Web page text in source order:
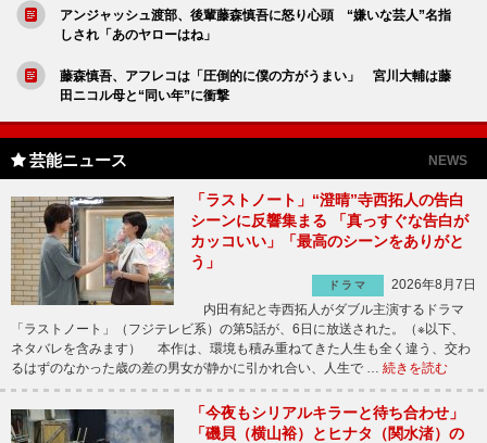
アンジャッシュ渡部、後輩藤森慎吾に怒り心頭 “嫌いな芸人”名指
しされ「あのヤローはね」
藤森慎吾、アフレコは「圧倒的に僕の方がうまい」 宮川大輔は藤
田ニコル母と“同い年”に衝撃
芸能ニュース NEWS
「ラストノート」“澄晴”寺西拓人の告白
シーンに反響集まる 「真っすぐな告白が
カッコいい」「最高のシーンをありがと
う」
ドラマ
2026年8月7日
内田有紀と寺西拓人がダブル主演するドラマ
「ラストノート」（フジテレビ系）の第5話が、6日に放送された。（※以下、
ネタバレを含みます） 本作は、環境も積み重ねてきた人生も全く違う、交わ
るはずのなかった歳の差の男女が静かに引かれ合い、人生で … 続きを読む
「今夜もシリアルキラーと待ち合わせ」
「磯貝（横山裕）とヒナタ（関水渚）の